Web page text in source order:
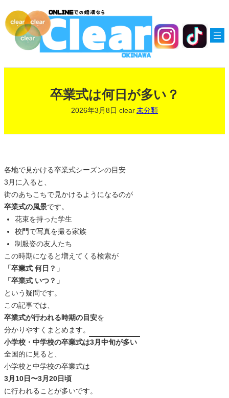
容
を
卒業式は何日が多い？
2026年3月8日 clear 未分類
各地で見かける卒業式シーズンの目安
3月に入ると、
街のあちこちで見かけるようになるのが
卒業式の風景です。
花束を持った学生
校門で写真を撮る家族
制服姿の友人たち
この時期になると増えてくる検索が
「卒業式 何日？」
「卒業式 いつ？」
という疑問です。
この記事では、
卒業式が行われる時期の目安を
分かりやすくまとめます。
小学校・中学校の卒業式は3月中旬が多い
全国的に見ると、
小学校と中学校の卒業式は
3月10日〜3月20日頃
に行われることが多いです。